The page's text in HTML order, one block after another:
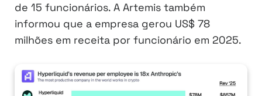
de 15 funcionários. A Artemis também
informou que a empresa gerou US$ 78
milhões em receita por funcionário em 2025.